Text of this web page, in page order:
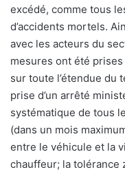
excédé, comme tous
d’accidents mortels.
avec les acteurs du
mesures ont été
sur toute l’étendue du
prise d’un arrêté
systématique de tous
(dans un mois
entre le véhicule et la
chauffeur; la tolérance